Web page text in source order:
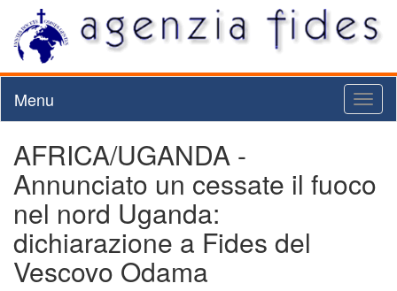
Menu
AFRICA/UGANDA -
Annunciato un cessate il fuoco
nel nord Uganda:
dichiarazione a Fides del
Vescovo Odama